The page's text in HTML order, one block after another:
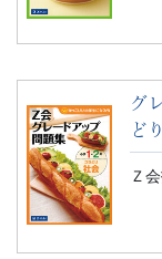
グ
ど
Ｚ